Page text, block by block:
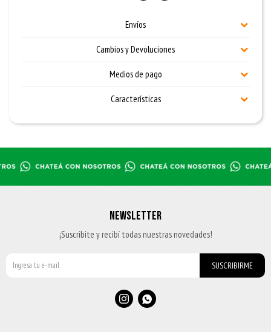
Envíos
Cambios y Devoluciones
Medios de pago
Características
NEWSLETTER
¡Suscribite y recibí todas nuestras novedades!
SUSCRIBIRME
 